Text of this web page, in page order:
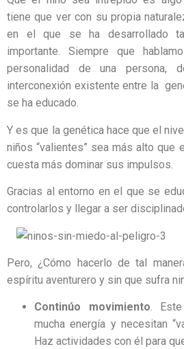
tiene que ver con su propia
en el que se ha desarrollado
importante. Siempre que
personalidad de una persona,
interconexión existente entre la
se ha educado.
Y es que la genética hace que el
niños “valientes” sea más alto que
cuesta más dominar sus impulsos.
Gracias al entorno en el que se
controlarlos y llegar a ser
Pero, ¿Cómo hacerlo de tal
espíritu aventurero y sin que sufra
Continúo movimiento.
mucha energía y necesitan
Haz actividades con él para